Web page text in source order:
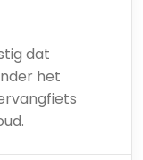
dat
het